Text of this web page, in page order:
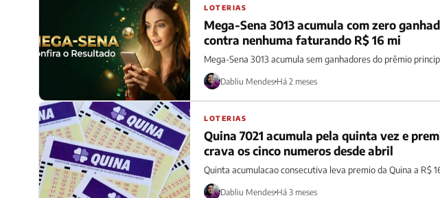
LOTERIAS
Mega-Sena 3013 acumula com zero
contra nenhuma faturando R$ 16 mi
Mega-Sena 3013 acumula sem ganhadores do prêmio
Dabliu Mendes Há 2 meses
LOTERIAS
Quina 7021 acumula pela quinta vez e
crava os cinco numeros desde abril
Quinta acumulacao consecutiva leva premio da Quina a R$
Dabliu Mendes Há 3 meses